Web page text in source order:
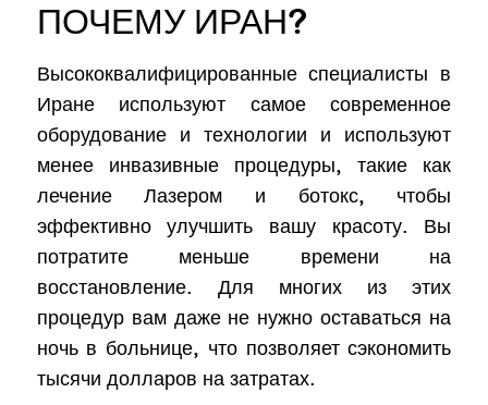
ПОЧЕМУ ИРАН?
Высококвалифицированные специалисты в
Иране используют самое современное
оборудование и технологии и используют
менее инвазивные процедуры, такие как
лечение Лазером и ботокс, чтобы
эффективно улучшить вашу красоту. Вы
потратите меньше времени на
восстановление. Для многих из этих
процедур вам даже не нужно оставаться на
ночь в больнице, что позволяет сэкономить
тысячи долларов на затратах.